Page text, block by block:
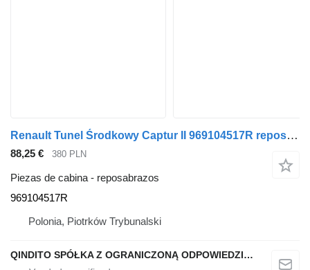
Renault Tunel Środkowy Captur II 969104517R reposabrazos para coche
88,25 € 380 PLN
Piezas de cabina - reposabrazos
969104517R
Polonia, Piotrków Trybunalski
QINDITO SPÓŁKA Z OGRANICZONĄ ODPOWIEDZIALNOŚCIĄ